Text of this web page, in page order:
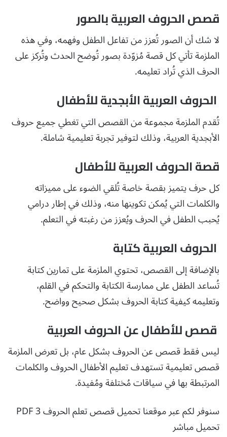
قصص الحروف العربية بالصور
لا شك أن الصور تُعزز من تفاعل الطفل وفهمه، وفي هذه
الملزمة تأتي كل قصة مُزوّدة بصور تُوضح الحدث وتُركز على
الحرف الذي تُراد تعليمه.
الحروف العربية الأبجدية للأطفال
تُقدم الملزمة مجموعة من القصص التي تغطي جميع حروف
الأبجدية العربية، وذلك لتوفير تجربة تعليمية شاملة.
قصة الحروف العربية للأطفال
كل حرف يتميز بقصة خاصة تُلقي الضوء على مميزاته
والكلمات التي يُمكن تكوينها منه، وذلك في إطار درامي
يُحبب الطفل في الحرف ويُعزز من رغبته في التعلم.
الحروف العربية كتابة
بالإضافة إلى القصص، تحتوي الملزمة على تمارين كتابة
تُساعد الطفل على ممارسة الكتابة والتحكم في القلم،
وتعليمه كيفية كتابة الحروف بشكل صحيح وواضح.
قصص للأطفال عن الحروف العربية
ليس فقط قصص عن الحروف بشكل عام، بل تعرض الملزمة
قصص تعليمية تستهدف تعليم الأطفال الحروف والكلمات
المرتبطة بها في سياقات مُختلفة ومُفيدة.
سنوفر لكم عبر موقعنا تحميل قصص تعلم الحروف 3 PDF
تحميل مباشر